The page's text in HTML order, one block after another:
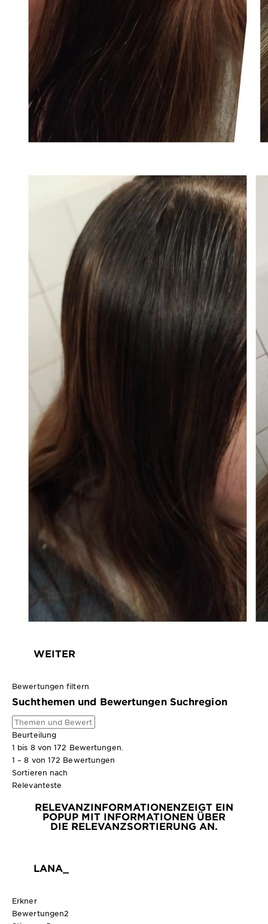
WEITER
Bewertungen filtern
Suchthemen und Bewertungen Suchregion
Beurteilung
1 bis 8 von 172 Bewertungen.
1 – 8 von 172 Bewertungen
Sortieren nach
Relevanteste
RELEVANZINFORMATIONENZEIGT EIN
POPUP MIT INFORMATIONEN ÜBER
DIE RELEVANZSORTIERUNG AN.
LANA_
Erkner
Bewertungen2